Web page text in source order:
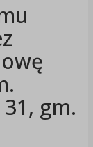
gm.